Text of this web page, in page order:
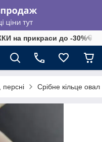
на прикраси до -30%💎
персні Срібне кільце овал